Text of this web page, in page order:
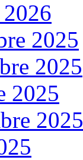
2025
2025
2025
2025